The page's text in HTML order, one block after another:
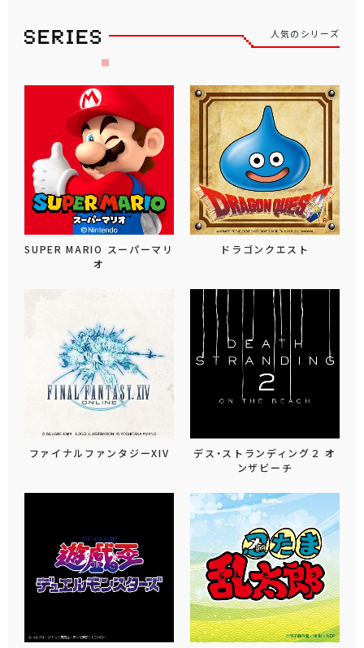
人気のシリーズ
SUPER MARIO スーパーマリ
オ
ドラゴンクエスト
ファイナルファンタジーXIV
デス・ストランディング２ オ
ンザビーチ